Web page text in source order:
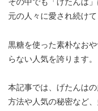
元の人々に愛され続けて
黒糖を使った素朴なお
らない人気を誇ります。
本記事では、げたんは
方法や人気の秘密など